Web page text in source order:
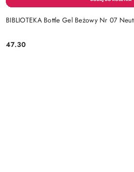
BIBLIOTEKA Bottle Gel Beżowy Nr 07
Cena:
47.30